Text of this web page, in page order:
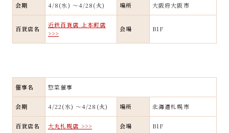
会期 4/8(水) ～4/28(火) 場所 大阪府大阪市
百貨店名
近鉄百貨店 上本町店
>>>
会場 B1F
催事名 惣菜催事
会期 4/22(水) ～4/28(火) 場所 北海道札幌市
百貨店名 大丸札幌店 >>> 会場 B1F